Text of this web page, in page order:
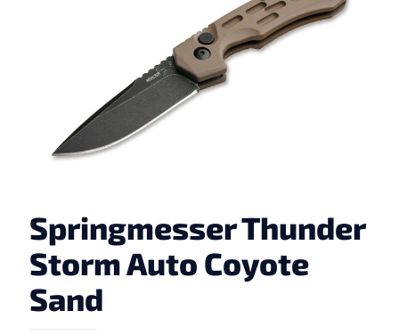
Springmesser Thunder
Storm Auto Coyote
Sand